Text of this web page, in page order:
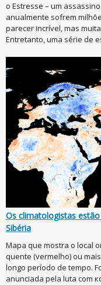
o Estresse – um
anualmente sofrem
parecer incrível, mas
Entretanto, uma série de
Os climatologistas
Sibéria
Mapa que mostra o local
quente (vermelho) ou
longo período de tempo.
anunciada pela luta com